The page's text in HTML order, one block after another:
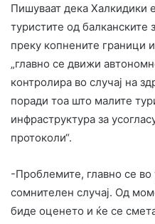
Пишуваат дека Халкидики
туристите од балканските
преку копнените граници
„главно се движи
контролира во случај на
поради тоа што малите
инфраструктура за
протоколи“.
-Проблемите, главно се во
сомнителен случај. Од
биде оценето и ќе се